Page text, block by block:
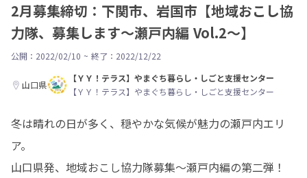
2月募集締切：下関市、岩国市【地域おこし協
力隊、募集します〜瀬戸内編 Vol.2〜】
公開：2022/02/10 ~ 終了：2022/12/22
山口県
【ＹＹ！テラス】やまぐち暮らし・しごと支援センター
【ＹＹ！テラス】やまぐち暮らし・しごと支援センター
冬は晴れの日が多く、穏やかな気候が魅力の瀬戸内エリ
ア。
山口県発、地域おこし協力隊募集〜瀬戸内編の第二弾！